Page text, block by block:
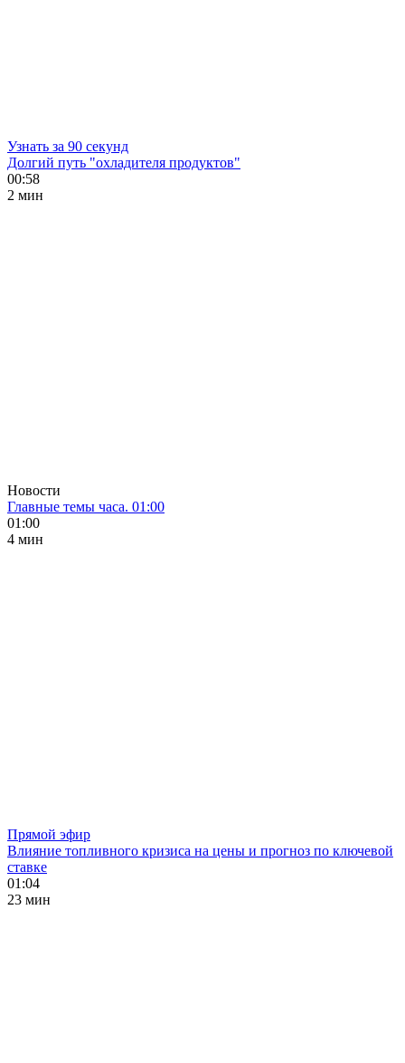
Узнать за 90 секунд
Долгий путь "охладителя продуктов"
00:58
2 мин
Новости
Главные темы часа. 01:00
01:00
4 мин
Прямой эфир
Влияние топливного кризиса на цены и прогноз по ключевой
ставке
01:04
23 мин